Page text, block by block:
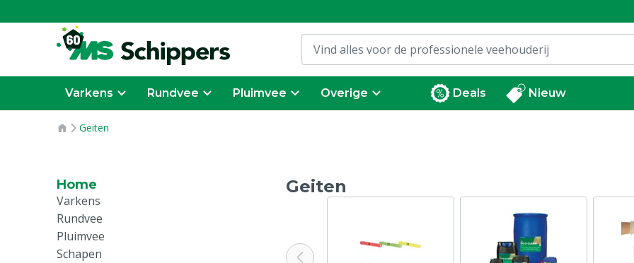
Varkens Rundvee Pluimvee Overige Deals Nieuw
Geiten
Home
Varkens
Rundvee
Pluimvee
Schapen
Geiten